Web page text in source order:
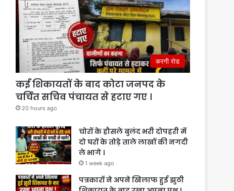
करगी रोड
कई शिकायतों के बाद कोटा जनपद के
चर्चित सचिव पंचायत से हटाए गए ।
20 hours ago
चोरों के हौसले बुलंद भरी दोपहरी में
दो घरों के तोड़े ताले लाखों की नगदी
ले भागे ।
1 week ago
पत्रकारों ने अपने खिलाफ हुई झुठी